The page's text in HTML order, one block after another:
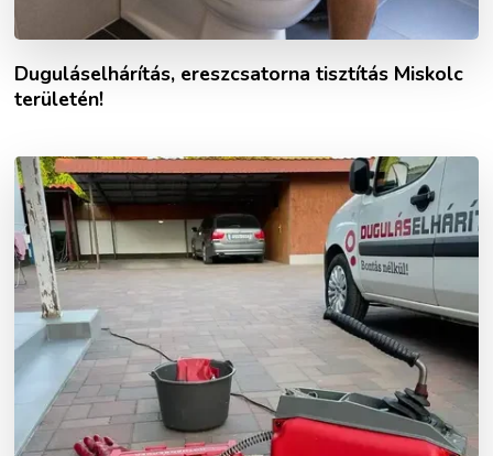
Duguláselhárítás, ereszcsatorna tisztítás Miskolc
területén!